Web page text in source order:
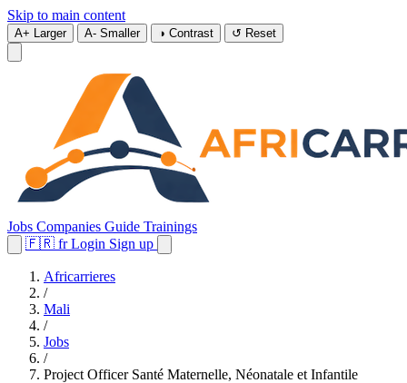
Skip to main content
A+ Larger A- Smaller ◑ Contrast ↺ Reset
Jobs Companies Guide Trainings
🇫🇷 fr Login Sign up
Africarrieres
/
Mali
/
Jobs
/
Project Officer Santé Maternelle, Néonatale et Infantile